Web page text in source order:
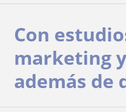
Con
marketing
además de